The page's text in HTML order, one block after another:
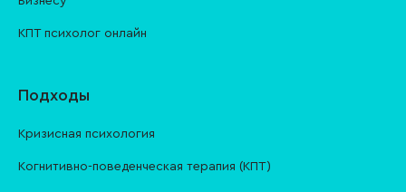
КПТ психолог онлайн
Подходы
Кризисная психология
Когнитивно-поведенческая терапия (КПТ)